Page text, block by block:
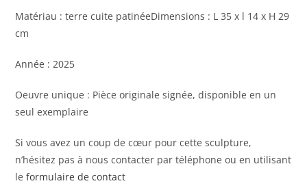
Matériau : terre cuite patinéeDimensions : L 35 x l 14 x H 29
cm
Année : 2025
Oeuvre unique : Pièce originale signée, disponible en un
seul exemplaire
Si vous avez un coup de cœur pour cette sculpture,
n’hésitez pas à nous contacter par téléphone ou en utilisant
leformulaire de contact